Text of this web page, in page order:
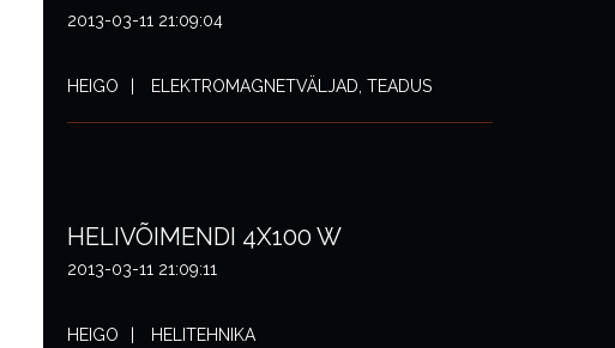
2013-03-11 21:09:04
HEIGO ELEKTROMAGNETVÄLJAD, TEADUS
HELIVÕIMENDI 4X100 W
2013-03-11 21:09:11
HEIGO HELITEHNIKA